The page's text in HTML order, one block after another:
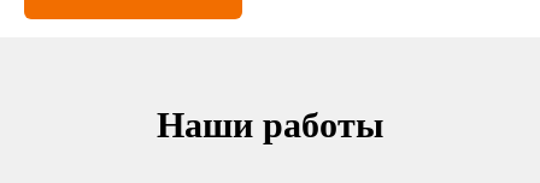
Наши работы